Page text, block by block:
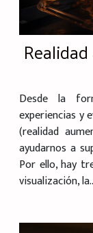
Desde la
experiencias y
(realidad
ayudarnos a
Por ello, hay
visualización,